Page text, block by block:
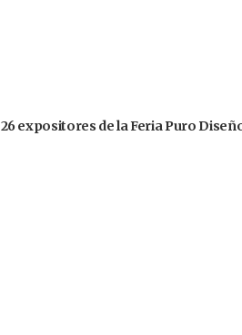
26 expositores de la Feria Puro